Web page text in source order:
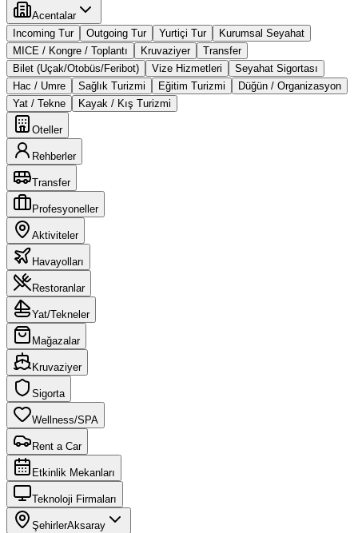
Acentalar
Incoming Tur
Outgoing Tur Yurtiçi Tur
Kurumsal Seyahat
MICE / Kongre / Toplantı
Kruvaziyer
Transfer
Bilet (Uçak/Otobüs/Feribot)
Vize Hizmetleri
Seyahat Sigortası
Hac / Umre
Sağlık Turizmi Eğitim Turizmi
Düğün / Organizasyon
Yat / Tekne
Kayak / Kış Turizmi
Oteller
Rehberler
Transfer
Profesyoneller
Aktiviteler
Havayolları
Restoranlar
Yat/Tekneler
Mağazalar
Kruvaziyer
Sigorta
Wellness/SPA
Rent a Car
Etkinlik Mekanları
Teknoloji Firmaları
ŞehirlerAksaray